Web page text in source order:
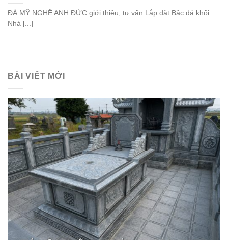
ĐÁ MỸ NGHỆ ANH ĐỨC giới thiệu, tư vấn Lắp đặt Bậc đá khối
Nhà [...]
BÀI VIẾT MỚI